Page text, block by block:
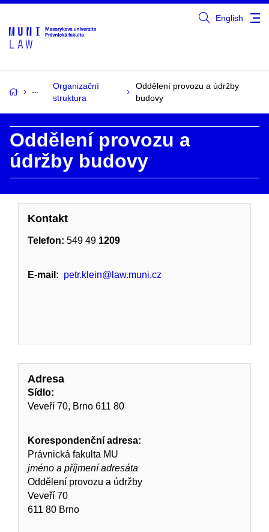
English
Organizační
struktura
Oddělení provozu a údržby
budovy
Oddělení provozu a
údržby budovy
Kontakt
Telefon: 549 49 1209
E-mail: petr.klein@law.muni.cz
Adresa
Sídlo:
Veveří 70, Brno 611 80
Korespondenční adresa:
Právnická fakulta MU
jméno a příjmení adresáta
Oddělení provozu a údržby
Veveří 70
611 80 Brno